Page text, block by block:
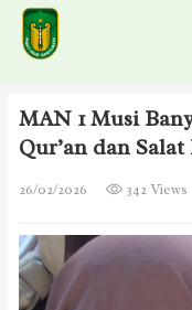
MAN 1 Musi
Qur’an dan
26/02/2026 342 Views